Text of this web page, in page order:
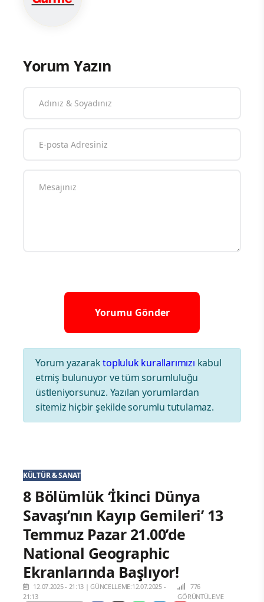
Yorum Yazın
Yorum yazaraktopluluk kurallarımızı kabul
etmiş bulunuyor ve tüm sorumluluğu
üstleniyorsunuz. Yazılan yorumlardan
sitemiz hiçbir şekilde sorumlu tutulamaz.
KÜLTÜR & SANAT
8 Bölümlük ‘İkinci Dünya
Savaşı’nın Kayıp Gemileri’ 13
Temmuz Pazar 21.00’de
National Geographic
Ekranlarında Başlıyor!
12.07.2025 - 21:13 |GÜNCELLEME:12.07.2025 -
21:13
776
GÖRÜNTÜLEME